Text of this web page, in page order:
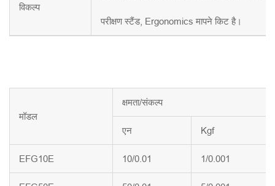
विकल्प
परीक्षण स्टैंड, Ergonomics मापने किट है।
मॉडल
क्षमता/संकल्प
एन Kgf
EFG10E 10/0.01 1/0.001